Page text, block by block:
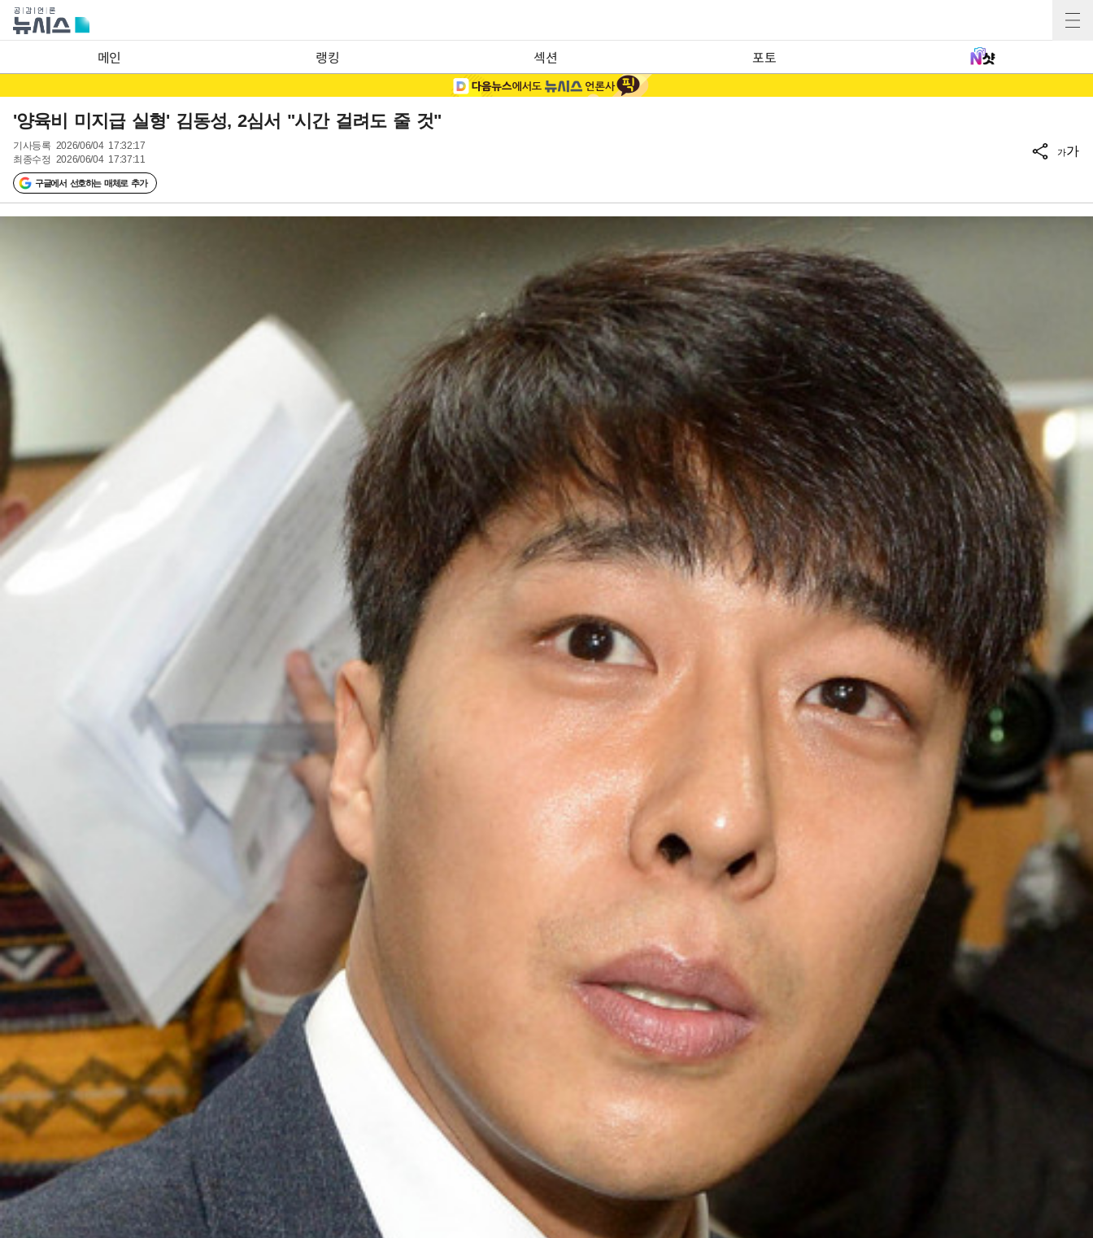
메인 랭킹 섹션 포토
'양육비 미지급 실형' 김동성, 2심서 "시간 걸려도 줄 것"
기사등록 2026/06/04 17:32:17
최종수정 2026/06/04 17:37:11
구글에서 선호하는 매체로 추가
가가